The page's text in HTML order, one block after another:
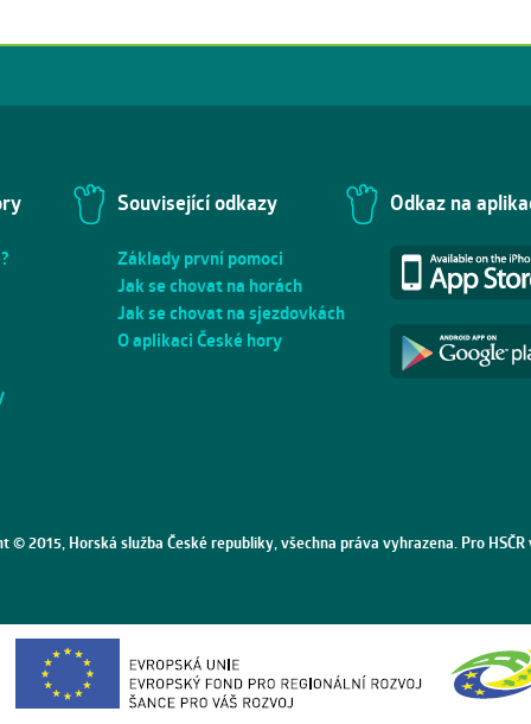
Související odkazy
Základy první pomoci
Jak se chovat na horách
Jak se chovat na sjezdovkách
O aplikaci České hory
Odkaz na
© 2015, Horská služba České republiky, všechna práva vyhrazena. Pro